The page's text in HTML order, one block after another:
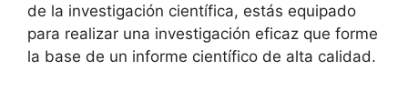
de la investigación científica, estás equipado
para realizar una investigación eficaz que forme
la base de un informe científico de alta calidad.